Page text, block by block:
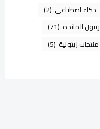
ذكاء اصطناعي (2)
زيتون المائدة (71)
منتجات زيتونية (5)